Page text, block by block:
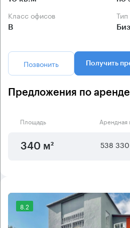
Класс офисов
B
Позвонить Получить
Предложения по
Площадь Арендная
340 м² 538
8.2